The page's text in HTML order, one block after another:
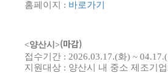
홈페이지 : 바로가기
<양산시>(마감)
접수기간 : 2026.03.17.(화) ~
지원대상 : 양산시 내 중소 제조기